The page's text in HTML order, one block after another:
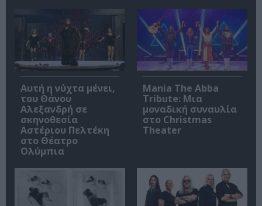
Αυτή η νύχτα μένει,
του Θάνου
Αλεξανδρή σε
σκηνοθεσία
Αστέριου Πελτέκη
στο Θέατρο
Ολύμπια
Mania The Abba
Tribute: Μια
μοναδική συναυλία
στο Christmas
Theater